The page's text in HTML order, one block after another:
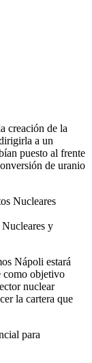
creación de la
a un
puesto al frente
de uranio
y
Nápoli estará
como objetivo
nuclear
la cartera que
para